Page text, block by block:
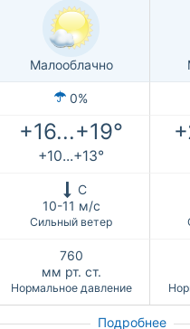
Малооблачно
0%
+16...+19°
+10...+13°
С
10-11 м/с
Сильный ветер
760
мм рт. ст.
Нормальное давление
Подробнее